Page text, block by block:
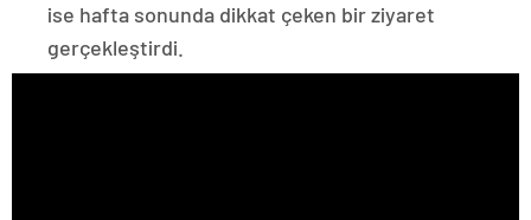
ise hafta sonunda dikkat çeken bir ziyaret
gerçekleştirdi.